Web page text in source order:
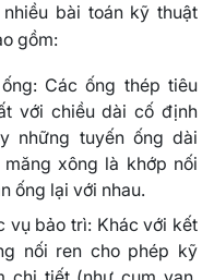
bài toán kỹ thuật
gồm:
Các ống thép tiêu
với chiều dài cố định
những tuyến ống dài
xông là khớp nối
ống lại với nhau.
vụ bảo trì: Khác với kết
nối ren cho phép kỹ